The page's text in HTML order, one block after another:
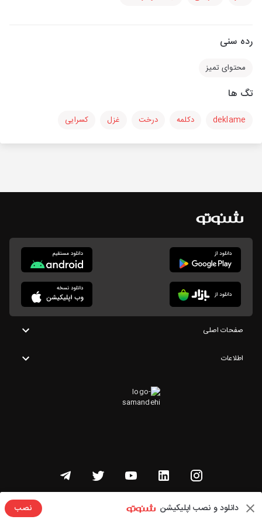
رده سنی
محتوای تمیز
تگ ها
deklame دکلمه درخت غزل کسرایی
دانلود و نصب اپلیکیشن نصب
صفحات اصلی
اطلاعات
تمامی حقوق این وبسایت متعلق به شنوتو است